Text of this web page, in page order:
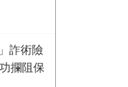
詐術險
攔阻保